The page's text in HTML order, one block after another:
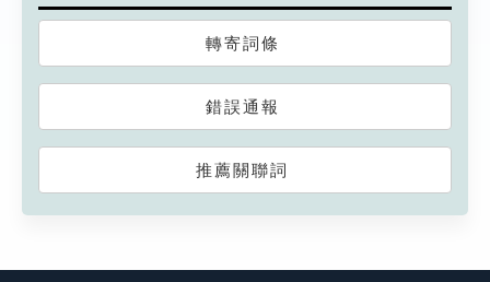
轉寄詞條
錯誤通報
推薦關聯詞